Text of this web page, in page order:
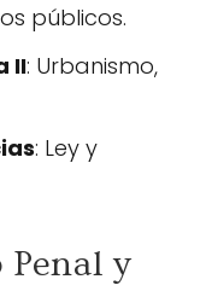
públicos.
II: Urbanismo,
: Ley y
y